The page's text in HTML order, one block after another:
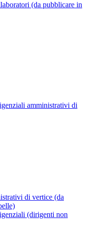
(da pubblicare in
amministrativi di
di vertice (da
(dirigenti non